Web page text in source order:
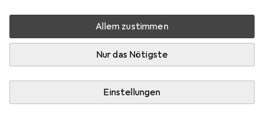
Allem zustimmen
Nur das Nötigste
Einstellungen
Zwischen Di, 25.8. und Do, 27.8. geliefert
Mehr als 10 Stück bestellt
Benachrichtigen, wenn schneller verfügbar